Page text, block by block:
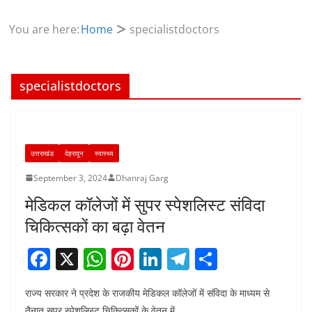
You are here:Home specialistdoctors
specialistdoctors
उत्तराखंड देहरादून स्वास्थ्य
September 3, 2024 Dhanraj Garg
मेडिकल कॉलेजों में सुपर स्पेशलिस्ट संविदा
चिकित्सकों का बढ़ा वेतन
F
a
c
X W
h
at
Pi
nt
er
Li
n
k
T
el
e
h
ar
राज्य सरकार ने प्रदेश के राजकीय मेडिकल कॉलेजों में संविदा के माध्यम से